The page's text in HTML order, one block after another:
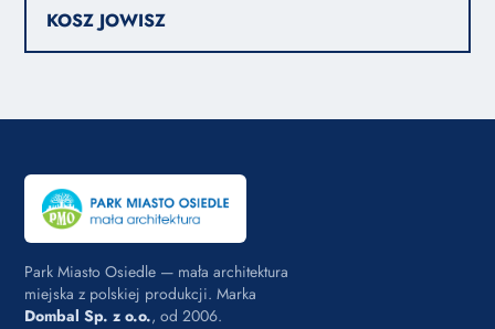
KOSZ JOWISZ
Park Miasto Osiedle — mała architektura
miejska z polskiej produkcji. Marka
Dombal Sp. z o.o., od 2006.